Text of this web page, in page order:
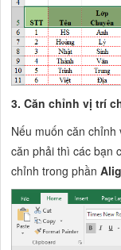
3. Căn chỉnh vị trí
Nếu muốn căn
căn phải thì các bạn
chỉnh trong phần